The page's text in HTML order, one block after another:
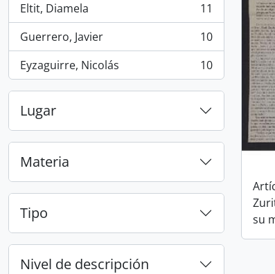
Eltit, Diamela
, 11 resultados
11
Guerrero, Javier
, 10 resultados
10
Eyzaguirre, Nicolás
, 10 resultados 10
Lugar
Materia
Tipo
Nivel de descripción
su